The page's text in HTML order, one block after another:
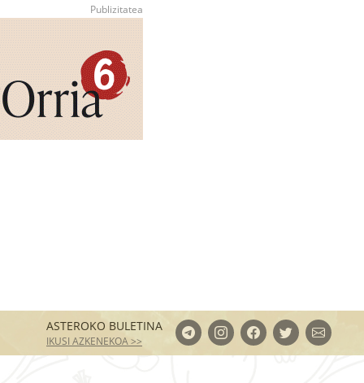
ASTEROKO BULETINA
IKUSI AZKENEKOA >>